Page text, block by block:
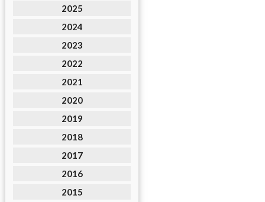
2025
2024
2023
2022
2021
2020
2019
2018
2017
2016
2015